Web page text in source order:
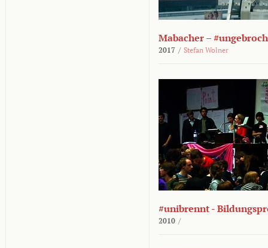
Mabacher –
2017 / Stefan Wolner
#unibrennt -
2010 /